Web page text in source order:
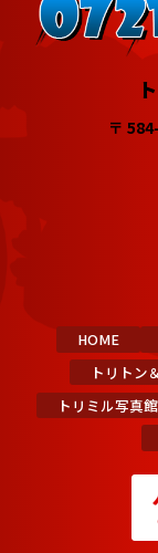
〒
HOME
トリトン
トリミル写真館